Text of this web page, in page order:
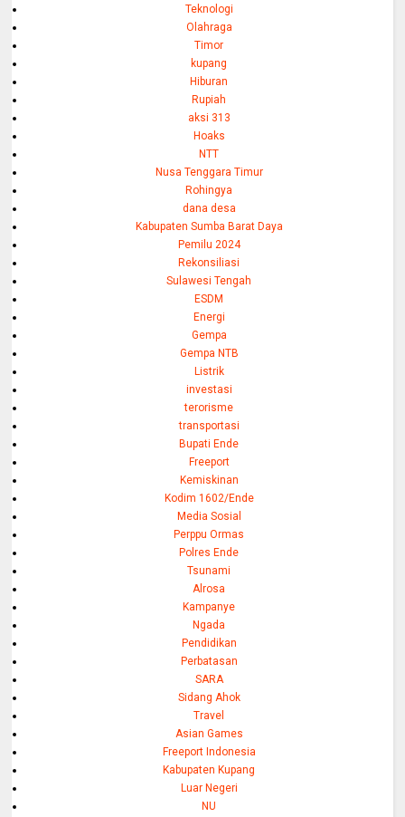
Teknologi
Olahraga
Timor
kupang
Hiburan
Rupiah
aksi 313
Hoaks
NTT
Nusa Tenggara Timur
Rohingya
dana desa
Kabupaten Sumba Barat Daya
Pemilu 2024
Rekonsiliasi
Sulawesi Tengah
ESDM
Energi
Gempa
Gempa NTB
Listrik
investasi
terorisme
transportasi
Bupati Ende
Freeport
Kemiskinan
Kodim 1602/Ende
Media Sosial
Perppu Ormas
Polres Ende
Tsunami
Alrosa
Kampanye
Ngada
Pendidikan
Perbatasan
SARA
Sidang Ahok
Travel
Asian Games
Freeport Indonesia
Kabupaten Kupang
Luar Negeri
NU